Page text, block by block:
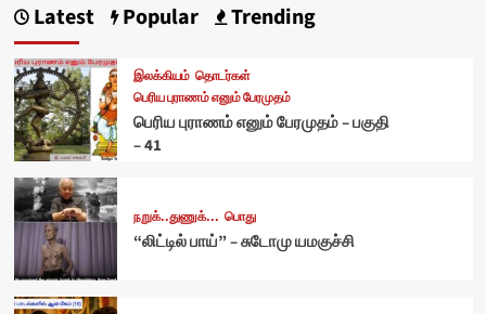
Latest Popular Trending
இலக்கியம் தொடர்கள்
பெரிய புராணம் எனும் பேரமுதம்
பெரிய புராணம் எனும் பேரமுதம் – பகுதி
– 41
நறுக்..துணுக்... பொது
“லிட்டில் பாய்” – சுடோமு யமகுச்சி